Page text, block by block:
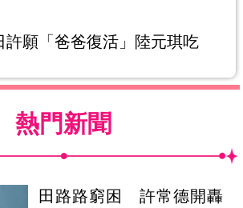
許願「爸爸復活」陸元琪吃
熱門新聞
田路路窮困 許常德開轟